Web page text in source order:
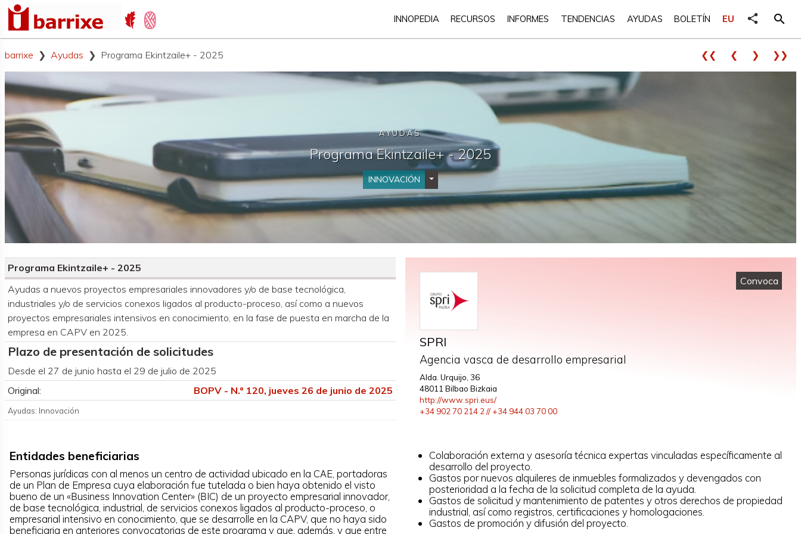
INNOPEDIA RECURSOS INFORMES TENDENCIAS AYUDAS BOLETÍN EU share search
barrixe Ayudas Programa Ekintzaile+ - 2025 ❮❮ ❮ ❯ ❯❯
AYUDAS
Programa Ekintzaile+ - 2025
INNOVACIÓN Desplegar Categorías
Organismo convocante
Programa Ekintzaile+ - 2025
Ayudas: Innovación
Ayudas a nuevos proyectos empresariales innovadores y/o de base tecnológica,
industriales y/o de servicios conexos ligados al producto-proceso, así como a nuevos
proyectos empresariales intensivos en conocimiento, en la fase de puesta en marcha de la
empresa en CAPV en 2025.
Plazo de presentación de solicitudes
Desde el 27 de junio hasta el 29 de julio de 2025
Original:
BOPV - N.º 120, jueves 26 de junio de 2025
Convoca
SPRI
Agencia vasca de desarrollo empresarial
Alda. Urquijo, 36
48011 Bilbao Bizkaia
http://www.spri.eus/
+34 902 70 214 2 // +34 944 03 70 00
Entidades beneficiarias
Personas jurídicas con al menos un centro de actividad ubicado en la CΑE, portadoras
de un Plan de Empresa cuya elaboración fue tutelada o bien haya obtenido el visto
bueno de un «Βusiness Innovation Center» (ΒIC) de un proyecto empresarial innovador,
de base tecnológica, industrial, de servicios conexos ligados al producto-proceso, o
empresarial intensivo en conocimiento, que se desarrolle en la CAPV, que no haya sido
beneficiaria en anteriores convocatorias de este programa y que, además, y que entre
Colaboración externa y asesoría técnica expertas vinculadas específicamente al
desarrollo del proyecto.
Gastos por nuevos alquileres de inmuebles formalizados y devengados con
posterioridad a la fecha de la solicitud completa de la ayuda.
Gastos de solicitud y mantenimiento de patentes y otros derechos de propiedad
industrial, así como registros, certificaciones y homologaciones.
Gastos de promoción y difusión del proyecto.